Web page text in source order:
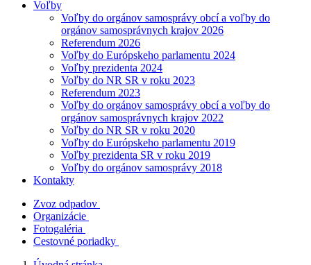
Voľby
Voľby do orgánov samosprávy obcí a voľby do
orgánov samosprávnych krajov 2026
Referendum 2026
Voľby do Európskeho parlamentu 2024
Voľby prezidenta 2024
Voľby do NR SR v roku 2023
Referendum 2023
Voľby do orgánov samosprávy obcí a voľby do
orgánov samosprávnych krajov 2022
Voľby do NR SR v roku 2020
Voľby do Európskeho parlamentu 2019
Voľby prezidenta SR v roku 2019
Voľby do orgánov samosprávy 2018
Kontakty
Zvoz odpadov
Organizácie
Fotogaléria
Cestovné poriadky